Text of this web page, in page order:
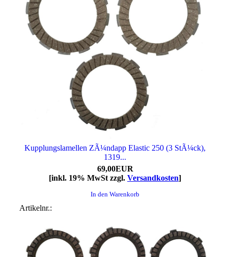
Kupplungslamellen ZÃ¼ndapp Elastic 250 (3 StÃ¼ck),
1319...
69,00EUR
[inkl. 19% MwSt zzgl. Versandkosten]
In den Warenkorb
Artikelnr.: